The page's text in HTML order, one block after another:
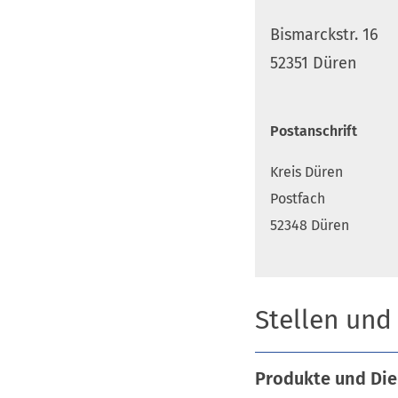
Bismarckstr. 16
52351 Düren
Postanschrift
Kreis Düren
Postfach
52348 Düren
Stellen
Produkte und